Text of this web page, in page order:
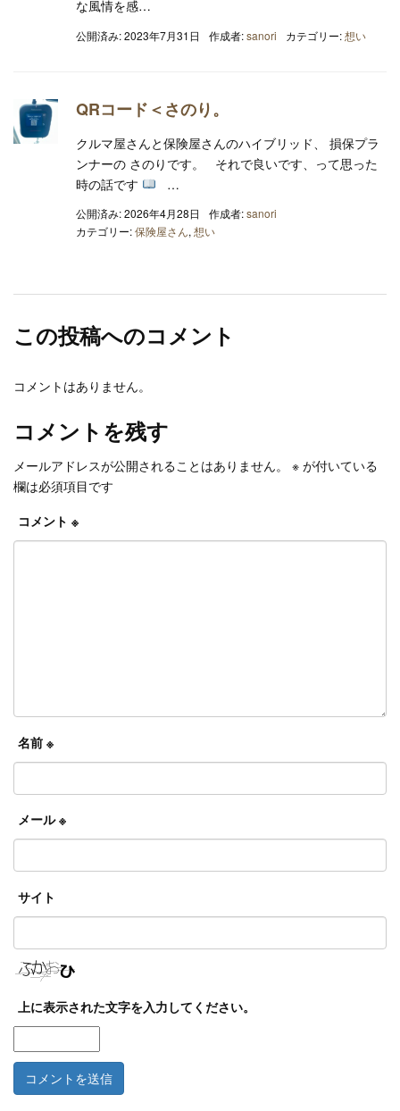
な風情を感…
公開済み: 2023年7月31日 作成者:sanori カテゴリー:想い
QRコード＜さのり。
クルマ屋さんと保険屋さんのハイブリッド、 損保プラ
ンナーの さのりです。 それで良いです、って思った
時の話です
…
公開済み: 2026年4月28日 作成者:sanori
カテゴリー:保険屋さん, 想い
この投稿へのコメント
コメントはありません。
コメントを残す
メールアドレスが公開されることはありません。 ※ が付いている
欄は必須項目です
コメント ※
名前 ※
メール※
サイト
上に表示された文字を入力してください。